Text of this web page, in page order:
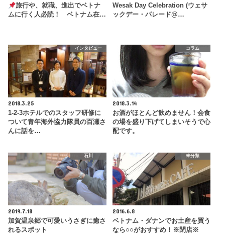
旅行や、就職、進出でベトナ
ムに行く人必読！ ベトナム在…
Wesak Day Celebration (ウェサ
ックデー・パレード@…
インタビュー
2018.3.25
1-2-3ホテルでのスタッフ研修に
ついて青年海外協力隊員の百瀬さ
んに話を…
コラム
2018.3.14
お酒がほとんど飲めません！会食
の場を盛り下げてしまいそうで心
配です。
石川
2019.7.18
加賀温泉郷で可愛いうさぎに癒さ
れるスポット
未分類
2016.6.8
ベトナム・ダナンでお土産を買う
なら○○がおすすめ！※閉店※